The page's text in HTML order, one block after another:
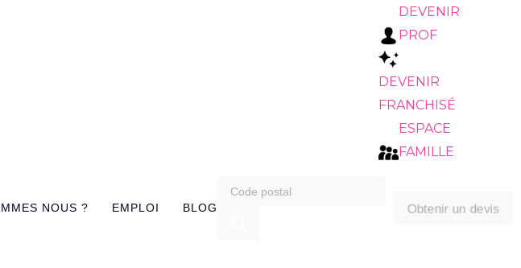
DEVENIR
PROF
DEVENIR
FRANCHISÉ
ESPACE
FAMILLE
NOUS ? EMPLOI BLOG
search
Obtenir un devis